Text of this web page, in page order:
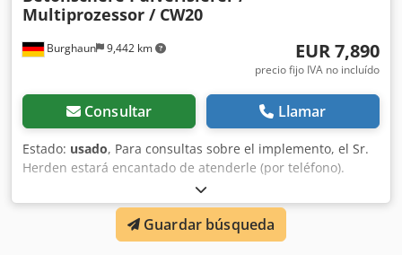
Burghaun 9,442 km
Multiprozessor / CW20
EUR 7,890
precio fijo IVA no incluído
Consultar Llamar
Estado: usado, Para consultas sobre el implemento, el Sr.
Herden estará encantado de atenderle (por teléfono).
Cizalla para hormigón / Pulverizador / Multiprocesador /
CW20 CW30 CW40 / incluye rotador / en stock y disponible
de inmediato Precio: 7.890,00 € neto / 9.389,10 € bruto -
Peso propio (kg): 2.610 Equipamiento: - Incluye enganche
Guardar búsqueda